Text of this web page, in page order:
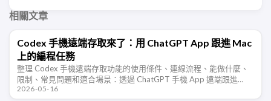
相關文章
Codex 手機遠端存取來了：用 ChatGPT App 跟進 Mac
上的編程任務
整理 Codex 手機遠端存取功能的使用條件、連線流程、能做什麼、
限制、常見問題和適合場景：透過 ChatGPT 手機 App 遠端跟進
Mac 上執行的 Codex 編程任務。
2026-05-16